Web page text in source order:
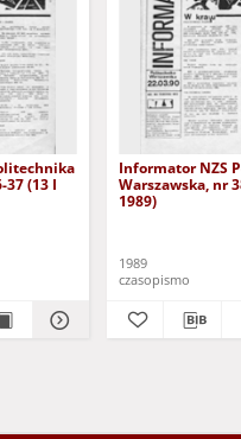
37 (13 I
Informator NZS
Warszawska, nr
1989)
1989
czasopismo